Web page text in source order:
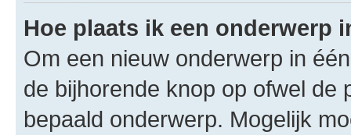
Hoe plaats ik een onderwerp
Om een nieuw onderwerp in
de bijhorende knop op ofwel de
bepaald onderwerp. Mogelijk